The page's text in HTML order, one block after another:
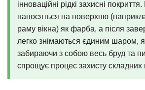
інноваційні рідкі захисні
наносяться на поверхню
раму вікна) як фарба, а після
легко знімаються єдиним шаром,
забираючи з собою весь бруд та
спрощує процес захисту складних